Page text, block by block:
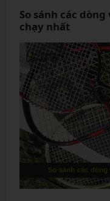
So sánh các
chạy nhất